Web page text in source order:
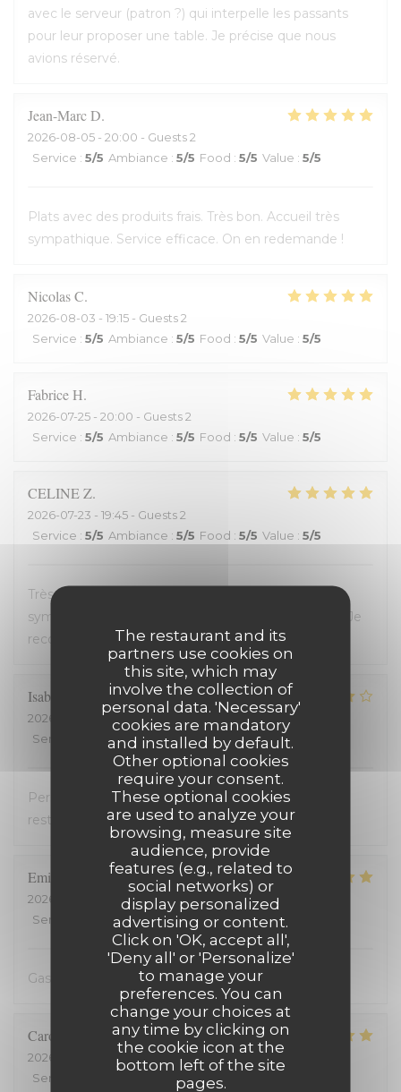
The restaurant and its
partners use cookies on
this site, which may
involve the collection of
personal data. 'Necessary'
cookies are mandatory
and installed by default.
Other optional cookies
require your consent.
These optional cookies
are used to analyze your
browsing, measure site
audience, provide
features (e.g., related to
social networks) or
display personalized
advertising or content.
Click on 'OK, accept all',
'Deny all' or 'Personalize'
to manage your
preferences. You can
change your choices at
any time by clicking on
the cookie icon at the
bottom left of the site
pages.
avec le serveur (patron ?) qui interpelle les passants
pour leur proposer une table. Je précise que nous
avions réservé.
Jean-MarcD
2026-08-05 - 20:00 - Guests 2
Service : 5/5 Ambiance : 5/5 Food : 5/5 Value : 5/5
Plats avec des produits frais. Très bon. Accueil très
sympathique. Service efficace. On en redemande !
NicolasC
2026-08-03 - 19:15 - Guests 2
Service : 5/5 Ambiance : 5/5 Food : 5/5 Value : 5/5
FabriceH
2026-07-25 - 20:00 - Guests 2
Service : 5/5 Ambiance : 5/5 Food : 5/5 Value : 5/5
CELINEZ
2026-07-23 - 19:45 - Guests 2
Service : 5/5 Ambiance : 5/5 Food : 5/5 Value : 5/5
Très bon restaurant, service extrêmement
sympathique, coup de coeur pour le welsh revisité. Je
recommande !
Isabelle
2026-07-20
- 19:30 - Guests 2
Service
Ambiance:4/5 Food :4/5 Value
Personnel très accueillant, très bons plats, carte
restreinte
Emilienne
2026-07-19
- 19:30 - Guests 2
Service
Ambiance:5/5 Food:5/5 Value
Gastvrij, gezellig, heerlijk
Carole
2026-07-18
- 21:00 - Guests 2
Service
5 /5 Food